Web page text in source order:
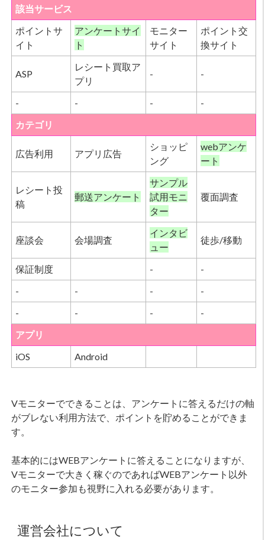
該当サービス
ポイントサ
イト
アンケートサイ
ト
モニター
サイト
ポイント交
換サイト
ASP
レシート買取ア
プリ
- -
- - -
-
カテゴリ
広告利用 アプリ広告
ショッピ
ング
webアンケ
ート
レシート投
稿
郵送アンケート
サンプル
試用モニ
ター
覆面調査
座談会 会場調査
インタビ
ュー
徒歩/移動
保証制度 -
-
-
- -
-
-
- -
-
アプリ
iOS
Android
Vモニターでできることは、アンケートに答えるだけの軸
がブレない利用方法で、ポイントを貯めることができま
す。
基本的にはWEBアンケートに答えることになりますが、
Vモニターで大きく稼ぐのであればWEBアンケート以外
のモニター参加も視野に入れる必要があります。
運営会社について